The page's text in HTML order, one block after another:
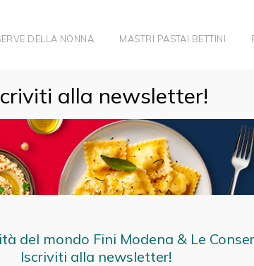
DELLA NONNA MASTRI PASTAI BETTINI
alla newsletter!
del mondo Fini Modena & Le
Iscriviti alla newsletter!